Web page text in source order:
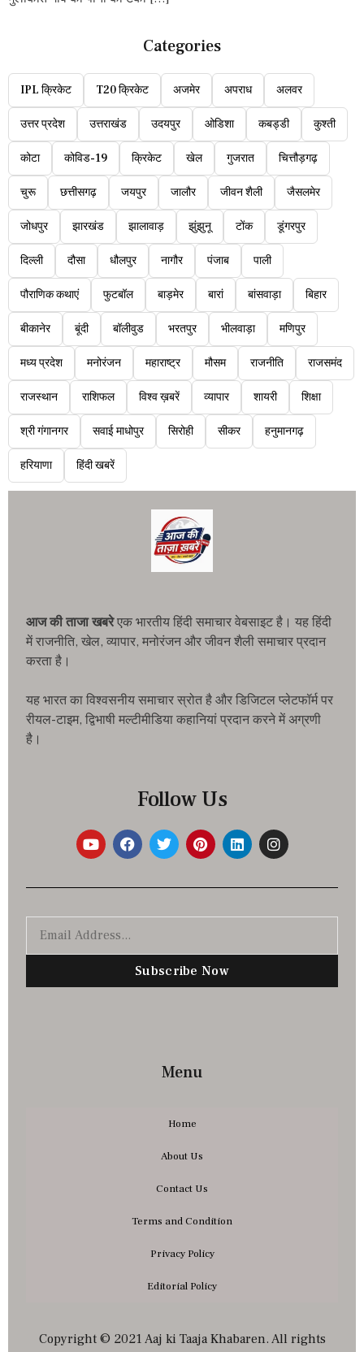
Categories
IPL क्रिकेट T20 क्रिकेट अजमेर अपराध अलवर
उत्तर प्रदेश उत्तराखंड उदयपुर ओडिशा कबड्डी कुश्ती
कोटा कोविड-19 क्रिकेट खेल गुजरात चित्तौड़गढ़
चुरू छत्तीसगढ़ जयपुर जालौर जीवन शैली जैसलमेर
जोधपुर झारखंड झालावाड़ झुंझुनू टोंक डूंगरपुर
दिल्ली दौसा धौलपुर नागौर पंजाब पाली
पौराणिक कथाएं फुटबॉल बाड़मेर बारां बांसवाड़ा बिहार
बीकानेर बूंदी बॉलीवुड भरतपुर भीलवाड़ा मणिपुर
मध्य प्रदेश मनोरंजन महाराष्ट्र मौसम राजनीति राजसमंद
राजस्थान राशिफल विश्व ख़बरें व्यापार शायरी शिक्षा
श्री गंगानगर सवाई माधोपुर सिरोही सीकर हनुमानगढ़
हरियाणा हिंदी खबरें
आज की ताजा खबरेएक भारतीय हिंदी समाचार वेबसाइट है। यह हिंदी
में राजनीति, खेल, व्यापार, मनोरंजन और जीवन शैली समाचार प्रदान
करता है।
यह भारत का विश्वसनीय समाचार स्रोत है और डिजिटल प्लेटफॉर्म पर
रीयल-टाइम, द्विभाषी मल्टीमीडिया कहानियां प्रदान करने में अग्रणी
है।
Follow Us
Subscribe Now
Menu
Home
About Us
Contact Us
Terms and Condition
Privacy Policy
Editorial Policy
Copyright © 2021 Aaj ki Taaja Khabaren. All rights